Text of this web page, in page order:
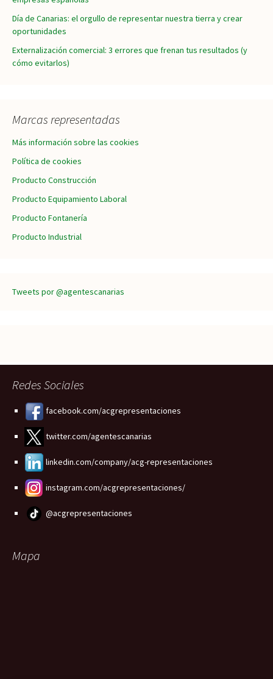
Día de Canarias: el orgullo de representar nuestra tierra y crear
oportunidades
Externalización comercial: 3 errores que frenan tus resultados (y
cómo evitarlos)
Marcas representadas
Más información sobre las cookies
Política de cookies
Producto Construcción
Producto Equipamiento Laboral
Producto Fontanería
Producto Industrial
Tweets por @agentescanarias
Redes Sociales
facebook.com/acgrepresentaciones
twitter.com/agentescanarias
linkedin.com/company/acg-representaciones
instagram.com/acgrepresentaciones/
@acgrepresentaciones
Mapa